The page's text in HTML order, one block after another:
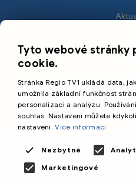
©️
Primetime
Tyto webové stránky
cookie.
Stránka Regio TV1 ukládá data,
umožnila základní funkčnost
personalizaci a analýzu.
souhlas. Nastavení můžete
nastavení.Více informací
Nezbytné
Marketingové